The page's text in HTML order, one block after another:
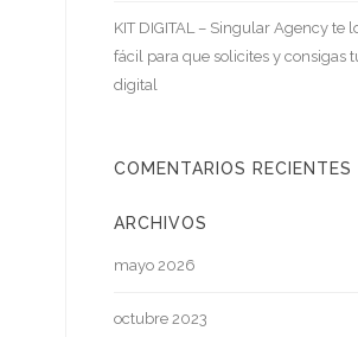
KIT DIGITAL – Singular Agency te
fácil para que solicites y consigas
digital
COMENTARIOS RECIENTES
ARCHIVOS
mayo 2026
octubre 2023